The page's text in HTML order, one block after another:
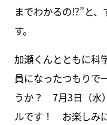
までわかるの!?”と
す。
加瀬くんとともに科
員になったつもりで
うか？ 7月3日（水
ルです！ お楽しみに